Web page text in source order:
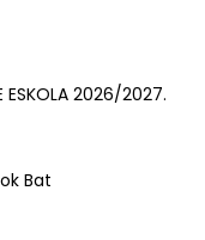
ESKOLA 2026/2027.
Bat